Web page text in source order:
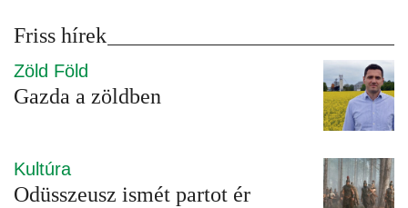
Friss hírek
Zöld Föld
Gazda a zöldben
Kultúra
Odüsszeusz ismét partot ér